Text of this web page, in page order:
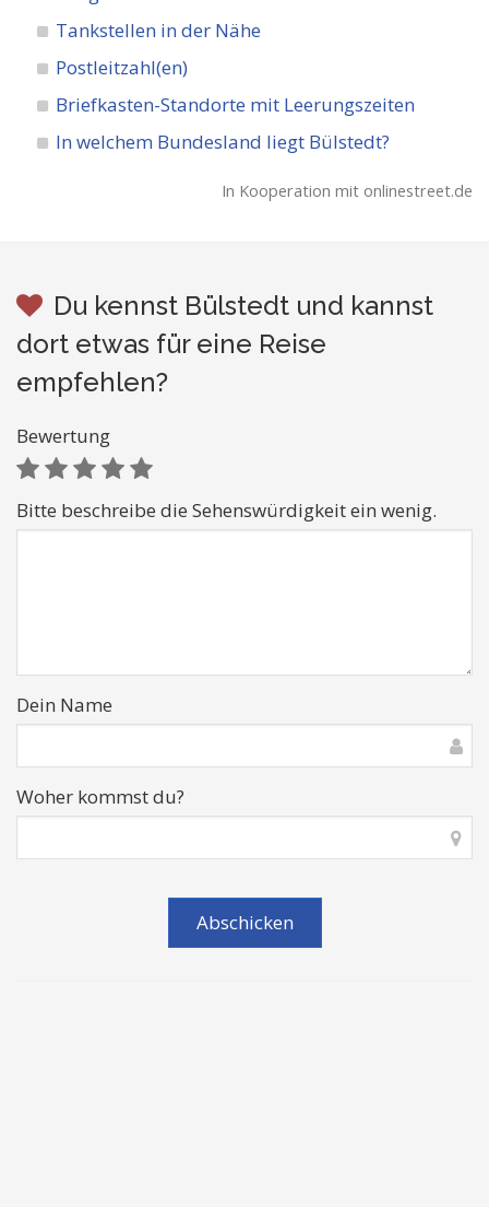
Tankstellen in der Nähe
Postleitzahl(en)
Briefkasten-Standorte mit Leerungszeiten
In welchem Bundesland liegt Bülstedt?
In Kooperation mit onlinestreet.de
Du kennst Bülstedt und kannst
dort etwas für eine Reise
empfehlen?
Bewertung
Bitte beschreibe die Sehenswürdigkeit ein wenig.
Dein Name
Woher kommst du?